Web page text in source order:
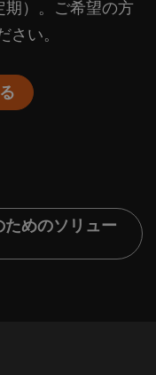
期）。ご希望の方
い。
めのソリュー